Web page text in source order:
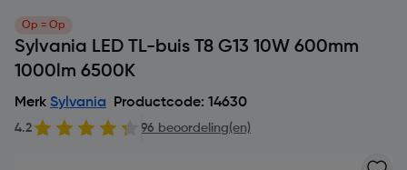
Op = Op
Sylvania LED TL-buis T8 G13 10W 600mm
1000lm 6500K
Merk Sylvania Productcode: 14630
4.2 96 beoordeling(en)